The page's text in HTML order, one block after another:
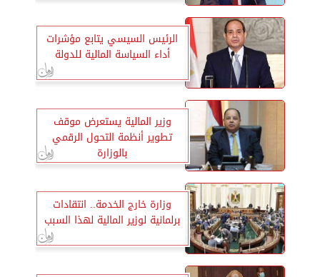
الرئيس السيسي يتابع مؤشرات
أداء السياسة المالية للدولة
وزير المالية يستعرض موقف
تطوير أنظمة التحول الرقمي
بالوزارة
وزارة خارج الخدمة.. انتقادات
برلمانية لوزير المالية لهذا السبب